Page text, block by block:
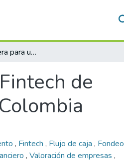
Viabilidad financiera para una Fintech de financiación para la educación superior en Colombia
de
, Fintech , Flujo de caja , Fondeo
, Valoración de empresas ,